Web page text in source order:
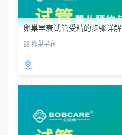
卵巢早衰试管受精的步骤详解
卵巢早衰